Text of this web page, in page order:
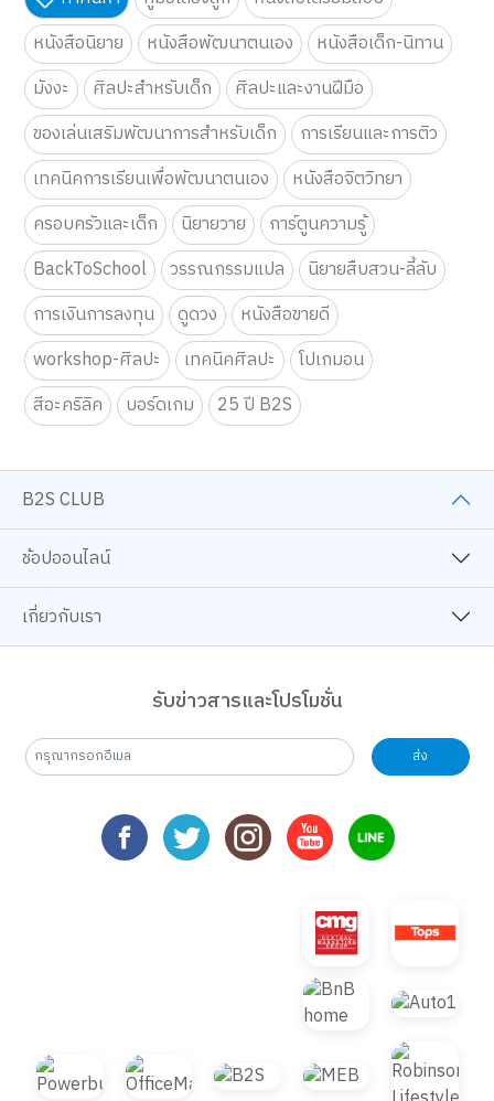
หนังสือนิยาย
หนังสือพัฒนาตนเอง
หนังสือเด็ก-นิทาน
มังงะ
ศิลปะสำหรับเด็ก
ศิลปะและงานฝีมือ
ของเล่นเสริมพัฒนาการสำหรับเด็ก
การเรียนและการติว
เทคนิคการเรียนเพื่อพัฒนาตนเอง
หนังสือจิตวิทยา
ครอบครัวและเด็ก
นิยายวาย
การ์ตูนความรู้
BackToSchool
วรรณกรรมแปล
นิยายสืบสวน-ลี้ลับ
การเงินการลงทุน
ดูดวง
หนังสือขายดี
workshop-ศิลปะ
เทคนิคศิลปะ
โปเกมอน
สีอะคริลิค
บอร์ดเกม 25 ปี B2S
B2S CLUB
ช้อปออนไลน์
เกี่ยวกับเรา
รับข่าวสารและโปรโมชั่น
ส่ง